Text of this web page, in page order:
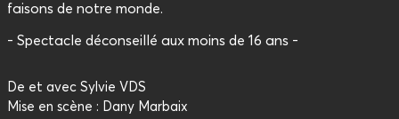
faisons de notre monde.
- Spectacle déconseillé aux moins de 16 ans -
De et avec Sylvie VDS
Mise en scène : Dany Marbaix